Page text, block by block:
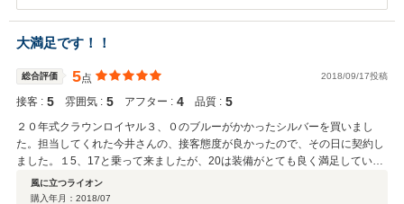
します。 トヨタ西東京カローラ（株） 由木マイカーセンター 圓尾
大満足です！！
総合評価 5点 2018/09/17投稿
接客 : 5 雰囲気 : 5 アフター : 4 品質 : 5
２０年式クラウンロイヤル３、０のブルーがかかったシルバーを買いまし
た。担当してくれた今井さんの、接客態度が良かったので、その日に契約し
ました。１5、17と乗って来ましたが、20は装備がとても良く満足していま
す。ボディコーティング、フロントガラスの撥水、＋２年の保証付けて良か
ったです。１０年落ちとは思えない位、外装も内装も綺麗で、低走行で良か
風に立つライオン
購入年月： 2018/07